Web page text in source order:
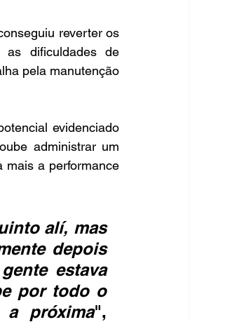
reverter os
as dificuldades de
pela manutenção
evidenciado
administrar um
mais a performance
alí, mas
depois
estava
por todo o
a próxima",